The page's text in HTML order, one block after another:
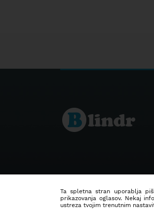
Ta spletna stran uporablja
prikazovanja oglasov. Nekaj
ustreza tvojim trenutnim